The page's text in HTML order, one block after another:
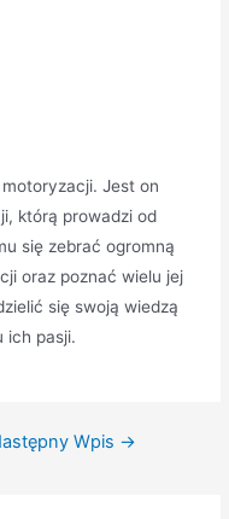
Jest on
którą prowadzi od
się zebrać ogromną
oraz poznać wielu jej
się swoją wiedzą
ich pasji.
Wpis →